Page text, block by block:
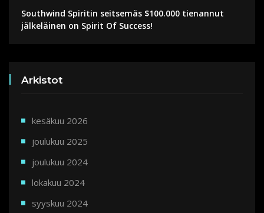
Southwind Spiritin seitsemäs $100.000 tienannut
jälkeläinen on Spirit Of Success!
Arkistot
kesäkuu 2026
joulukuu 2025
joulukuu 2024
lokakuu 2024
syyskuu 2024